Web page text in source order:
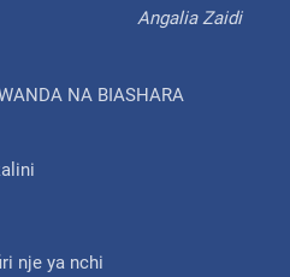
Angalia Zaidi
NA BIASHARA
nje ya nchi